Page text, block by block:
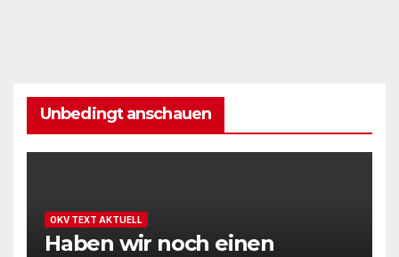
Unbedingt anschauen
OKV TEXT AKTUELL
Haben wir noch einen